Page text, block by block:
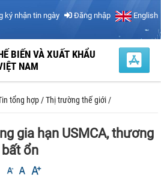
ký nhận tin ngày Đăng nhập English
BIẾN VÀ XUẤT KHẨU
NAM
tổng hợp /Thị trường thế giới /
gia hạn USMCA, thương
ổn